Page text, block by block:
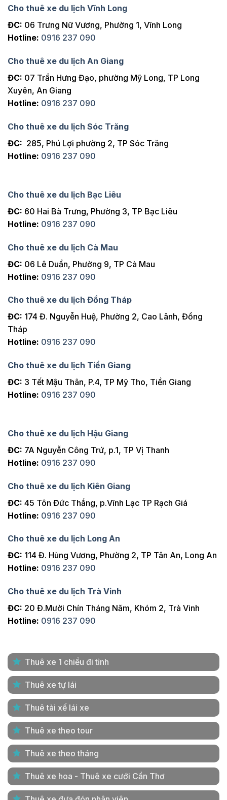
Cho thuê xe du lịch Vĩnh Long
ĐC: 06 Trưng Nữ Vương, Phường 1, Vĩnh Long
Hotline: 0916 237 090
Cho thuê xe du lịch An Giang
ĐC: 07 Trần Hưng Đạo, phường Mỹ Long, TP Long
Xuyên, An Giang
Hotline: 0916 237 090
Cho thuê xe du lịch Sóc Trăng
ĐC: 285, Phú Lợi phường 2, TP Sóc Trăng
Hotline: 0916 237 090
Cho thuê xe du lịch Bạc Liêu
ĐC: 60 Hai Bà Trưng, Phường 3, TP Bạc Liêu
Hotline: 0916 237 090
Cho thuê xe du lịch Cà Mau
ĐC: 06 Lê Duẩn, Phường 9, TP Cà Mau
Hotline: 0916 237 090
Cho thuê xe du lịch Đồng Tháp
ĐC: 174 Đ. Nguyễn Huệ, Phường 2, Cao Lãnh, Đồng
Tháp
Hotline: 0916 237 090
Cho thuê xe du lịch Tiền Giang
ĐC: 3 Tết Mậu Thân, P.4, TP Mỹ Tho, Tiền Giang
Hotline: 0916 237 090
Cho thuê xe du lịch Hậu Giang
ĐC: 7A Nguyễn Công Trứ, p.1, TP Vị Thanh
Hotline: 0916 237 090
Cho thuê xe du lịch Kiên Giang
ĐC: 45 Tôn Đức Thắng, p.Vĩnh Lạc TP Rạch Giá
Hotline: 0916 237 090
Cho thuê xe du lịch Long An
ĐC: 114 Đ. Hùng Vương, Phường 2, TP Tân An, Long An
Hotline: 0916 237 090
Cho thuê xe du lịch Trà Vinh
ĐC: 20 Đ.Mười Chín Tháng Năm, Khóm 2, Trà Vinh
Hotline: 0916 237 090
Thuê xe 1 chiều đi tỉnh
Thuê xe tự lái
Thuê tài xế lái xe
Thuê xe theo tour
Thuê xe theo tháng
Thuê xe hoa - Thuê xe cưới Cần Thơ